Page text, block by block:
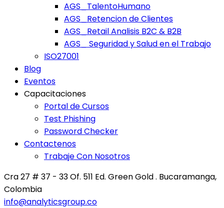
AGS_TalentoHumano
AGS_Retencion de Clientes
AGS_Retail Analisis B2C & B2B
AGS_ Seguridad y Salud en el Trabajo
ISO27001
Blog
Eventos
Capacitaciones
Portal de Cursos
Test Phishing
Password Checker
Contactenos
Trabaje Con Nosotros
Cra 27 # 37 - 33 Of. 511 Ed. Green Gold . Bucaramanga,
Colombia
info@analyticsgroup.co